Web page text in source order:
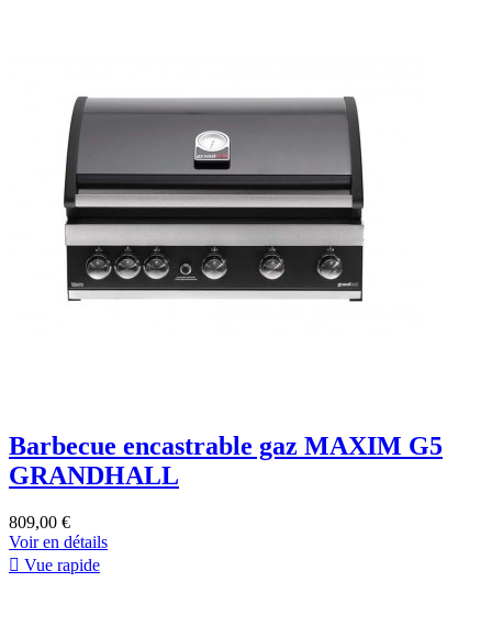
Barbecue encastrable gaz MAXIM G5
GRANDHALL
809,00 €
Voir en détails
 Vue rapide